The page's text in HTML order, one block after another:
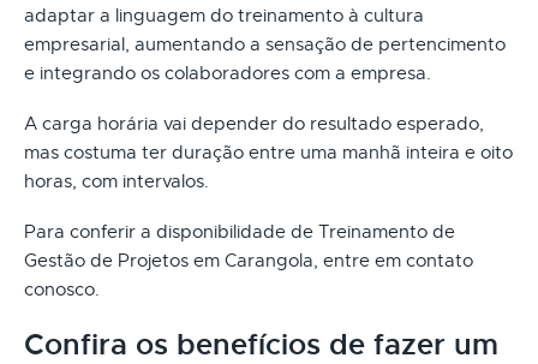
adaptar a linguagem do treinamento à cultura
empresarial, aumentando a sensação de pertencimento
e integrando os colaboradores com a empresa.
A carga horária vai depender do resultado esperado,
mas costuma ter duração entre uma manhã inteira e oito
horas, com intervalos.
Para conferir a disponibilidade de Treinamento de
Gestão de Projetos em Carangola, entre em contato
conosco.
Confira os benefícios de fazer um